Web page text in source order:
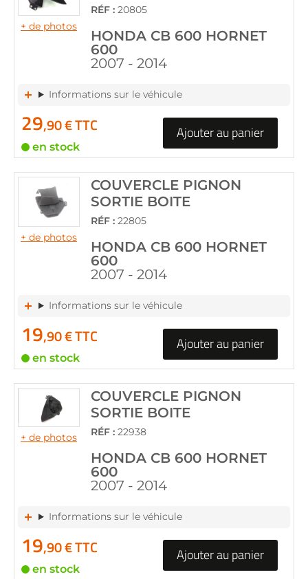
+ de photos
RÉF : 20805
HONDA CB 600 HORNET
600
2007 - 2014
Informations sur le véhicule
29,90 € TTC
en stock
Ajouter au panier
+ de photos
COUVERCLE PIGNON
SORTIE BOITE
RÉF : 22805
HONDA CB 600 HORNET
600
2007 - 2014
Informations sur le véhicule
19,90 € TTC
en stock
Ajouter au panier
+ de photos
COUVERCLE PIGNON
SORTIE BOITE
RÉF : 22938
HONDA CB 600 HORNET
600
2007 - 2014
Informations sur le véhicule
19,90 € TTC
en stock
Ajouter au panier